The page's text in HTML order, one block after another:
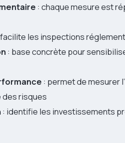
: chaque mesure est
les inspections
: base concrète pour
: permet de mesurer
des risques
: identifie les investissements